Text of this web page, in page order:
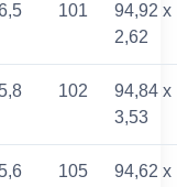
101
94,92 x
2,62
102
94,84 x
3,53
105
94,62 x